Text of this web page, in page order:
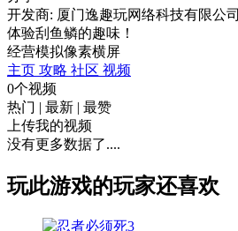
开发商: 厦门逸趣玩网络科技有限公司
体验刮鱼鳞的趣味！
经营模拟像素横屏
主页 攻略 社区 视频
0个视频
热门 | 最新 | 最赞
上传我的视频
没有更多数据了....
玩此游戏的玩家还喜欢